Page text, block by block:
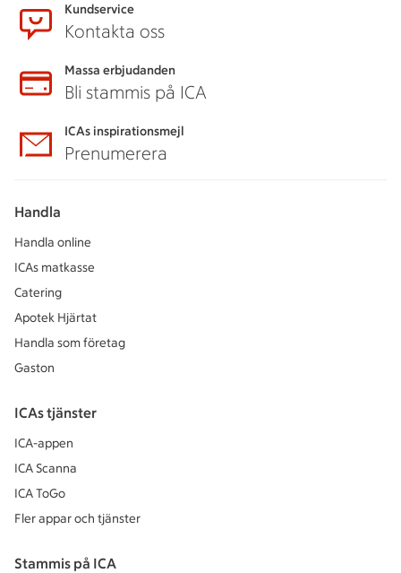
Kundservice
Kontakta oss
Massa erbjudanden
Bli stammis på ICA
ICAs inspirationsmejl
Prenumerera
Handla
Handla online
ICAs matkasse
Catering
Apotek Hjärtat
Handla som företag
Gaston
ICAs tjänster
ICA-appen
ICA Scanna
ICA ToGo
Fler appar och tjänster
Stammis på ICA